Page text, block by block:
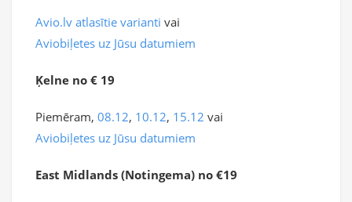
Avio.lv atlasītie varianti vai
Aviobiļetes uz Jūsu datumiem
Ķelne no € 19
Piemēram, 08.12, 10.12, 15.12 vai
Aviobiļetes uz Jūsu datumiem
East Midlands (Notingema) no €19